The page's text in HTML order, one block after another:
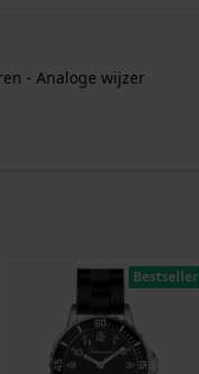
- Analoge wijzer
Bestseller